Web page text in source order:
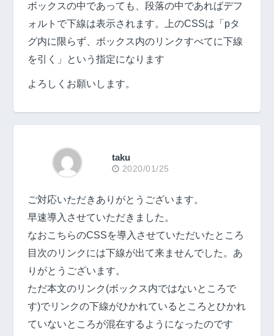
ボックスの中であっても、段落の中であればデフ
ォルトで下線は表示されます。上のCSSは「pタ
グ内に限らず、ボックス内のリンクすべてに下線
を引く」という指定になります
よろしくお願いします。
taku
2020/01/25
ご対応いただきありがとうございます。
早速導入させていただきました。
なおこちらのCSSを導入させていただいたところ
目次のリンクには下線が出て来ませんでした。あ
りがとうございます。
ただ本文のリンク(ボックス内ではないところで
す)でリンクの下線がひかれているところとひかれ
ていないところが混在するようになったのです